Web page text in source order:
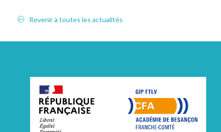
Revenir à toutes les actualités